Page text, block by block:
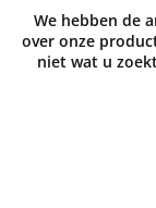
We hebben de
over onze
niet wat u